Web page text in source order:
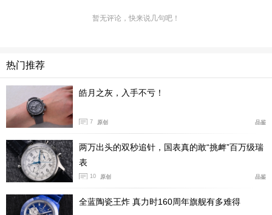
而Superlative Chronometer超卓天文台认证是劳力士独有
的认证。和至臻天文台一样，取得C.O.S.C.认证之后。还
会再装进表壳自己重新调教和检测，
暂无评论，快来说几句吧！
热门推荐
皓月之灰，入手不亏！
7 原创 品鉴
两万出头的双秒追针，国表真的敢“挑衅”百万级瑞
表
10 原创 品鉴
全蓝陶瓷王炸 真力时160周年旗舰有多难得